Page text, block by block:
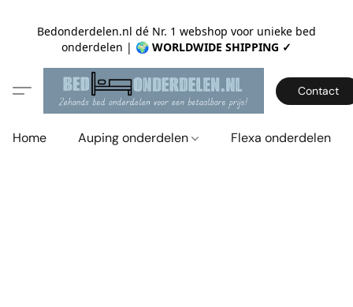
Bedonderdelen.nl dé Nr. 1 webshop voor unieke bed
onderdelen | 🌍 WORLDWIDE SHIPPING ✓
Contact
Home Auping onderdelen Flexa onderdelen